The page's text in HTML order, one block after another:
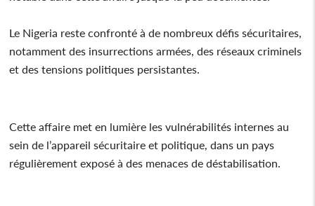
Le Nigeria reste confronté à de nombreux défis sécuritaires,
notamment des insurrections armées, des réseaux criminels
et des tensions politiques persistantes.
Cette affaire met en lumière les vulnérabilités internes au
sein de l’appareil sécuritaire et politique, dans un pays
régulièrement exposé à des menaces de déstabilisation.